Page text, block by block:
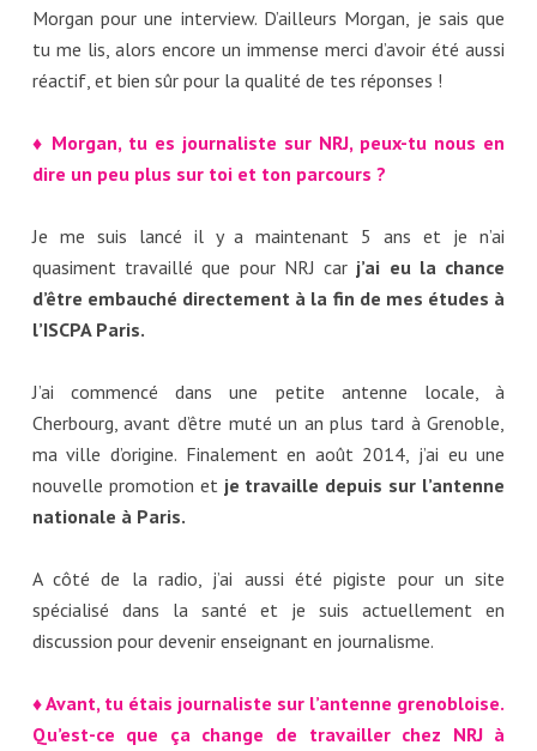
Morgan pour une interview. D’ailleurs Morgan, je sais que
tu me lis, alors encore un immense merci d’avoir été aussi
réactif, et bien sûr pour la qualité de tes réponses !
♦ Morgan, tu es journaliste sur NRJ, peux-tu nous en
dire un peu plus sur toi et ton parcours ?
Je me suis lancé il y a maintenant 5 ans et je n’ai
quasiment travaillé que pour NRJ car j’ai eu la chance
d’être embauché directement à la fin de mes études à
l’ISCPA Paris.
J’ai commencé dans une petite antenne locale, à
Cherbourg, avant d’être muté un an plus tard à Grenoble,
ma ville d’origine. Finalement en août 2014, j’ai eu une
nouvelle promotion et je travaille depuis sur l’antenne
nationale à Paris.
A côté de la radio, j’ai aussi été pigiste pour un site
spécialisé dans la santé et je suis actuellement en
discussion pour devenir enseignant en journalisme.
♦ Avant, tu étais journaliste sur l’antenne grenobloise.
Qu’est-ce que ça change de travailler chez NRJ à